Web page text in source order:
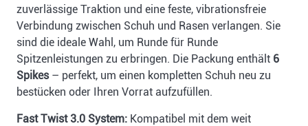
zuverlässige Traktion und eine feste, vibrationsfreie
Verbindung zwischen Schuh und Rasen verlangen. Sie
sind die ideale Wahl, um Runde für Runde
Spitzenleistungen zu erbringen. Die Packung enthält 6
Spikes– perfekt, um einen kompletten Schuh neu zu
bestücken oder Ihren Vorrat aufzufüllen.
Fast Twist 3.0 System: Kompatibel mit dem weit